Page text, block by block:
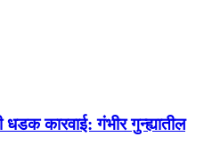
कारवाई: गंभीर गुन्ह्यातील